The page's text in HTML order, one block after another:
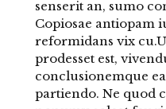
senserit an, sumo
Copiosae antiopam
reformidans vix
prodesset est,
conclusionemque
partiendo. Ne quod